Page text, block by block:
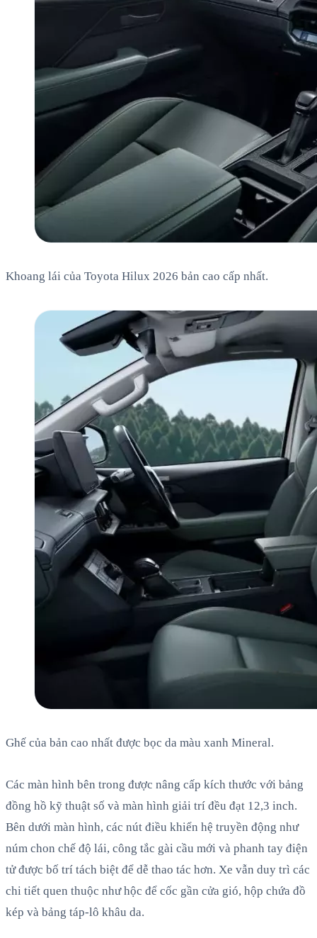
Khoang lái của Toyota Hilux 2026 bản cao cấp nhất.
Ghế của bản cao nhất được bọc da màu xanh Mineral.
Các màn hình bên trong được nâng cấp kích thước với bảng
đồng hồ kỹ thuật số và màn hình giải trí đều đạt 12,3 inch.
Bên dưới màn hình, các nút điều khiển hệ truyền động như
núm chon chế độ lái, công tắc gài cầu mới và phanh tay điện
tử được bố trí tách biệt để dễ thao tác hơn. Xe vẫn duy trì các
chi tiết quen thuộc như hộc để cốc gần cửa gió, hộp chứa đồ
kép và bảng táp-lô khâu da.